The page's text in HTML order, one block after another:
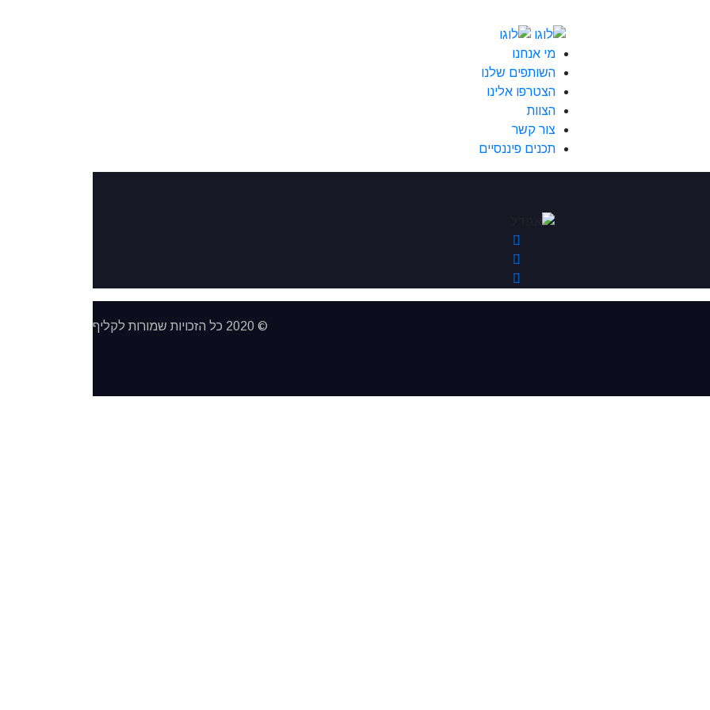
מי אנחנו
השותפים שלנו
הצטרפו אלינו
הצוות
צור קשר
תכנים פיננסיים
© 2020 כל הזכויות שמורות לקליף